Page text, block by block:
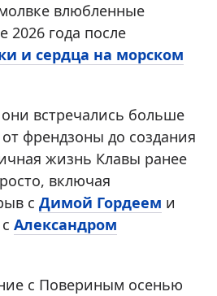
влюбленные
2026 года после
и сердца на морском
встречались больше
френдзоны до создания
жизнь Клавы ранее
включая
с Димой Гордеем и
Александром
с Повериным осенью